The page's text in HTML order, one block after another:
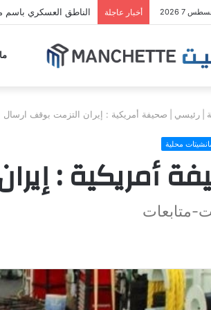
7 2026 أخبار عاجلة الناطق العسكري باسم
رئيسي صحيفة أمريكية : إيران التزمت بوقف ارسال
محلية
أمريكية :
متابعات